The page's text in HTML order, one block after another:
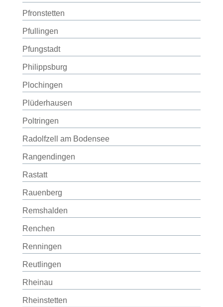
Pfronstetten
Pfullingen
Pfungstadt
Philippsburg
Plochingen
Plüderhausen
Poltringen
Radolfzell am Bodensee
Rangendingen
Rastatt
Rauenberg
Remshalden
Renchen
Renningen
Reutlingen
Rheinau
Rheinstetten